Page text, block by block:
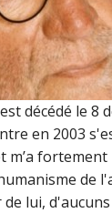
décédé le 8
en 2003
m’a fortement
de
lui,